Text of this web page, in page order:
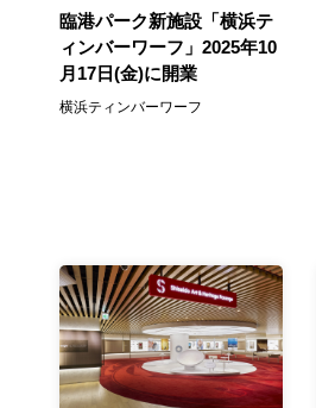
臨港パーク新施設「横浜テ
ィンバーワーフ」2025年10
月17日(金)に開業
横浜ティンバーワーフ